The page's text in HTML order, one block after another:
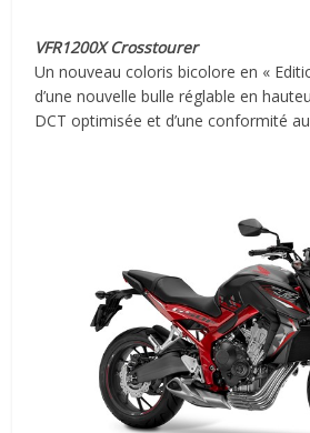
VFR1200X Crosstourer
Un nouveau coloris bicolore en «
d’une nouvelle bulle réglable en
DCT optimisée et d’une conformité